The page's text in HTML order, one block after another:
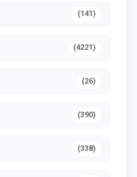
(141)
(4221)
(26)
(390)
(338)